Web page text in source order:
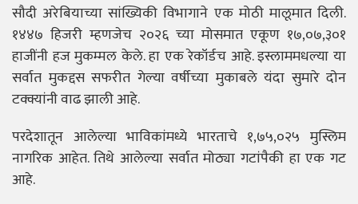
सौदी अरेबियाच्या सांख्यिकी विभागाने एक मोठी मालूमात दिली.
१४४७ हिजरी म्हणजेच २०२६ च्या मोसमात एकूण १७,०७,३०१
हाजींनी हज मुकम्मल केले. हा एक रेकॉर्डच आहे. इस्लाममधल्या या
सर्वात मुकद्दस सफरीत गेल्या वर्षीच्या मुकाबले यंदा सुमारे दोन
टक्क्यांनी वाढ झाली आहे.
परदेशातून आलेल्या भाविकांमध्ये भारताचे १,७५,०२५ मुस्लिम
नागरिक आहेत. तिथे आलेल्या सर्वात मोठ्या गटांपैकी हा एक गट
आहे.